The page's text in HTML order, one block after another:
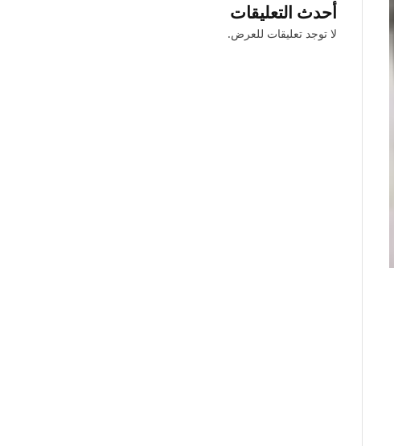
أحدث التعليقات
لا توجد تعليقات للعرض.